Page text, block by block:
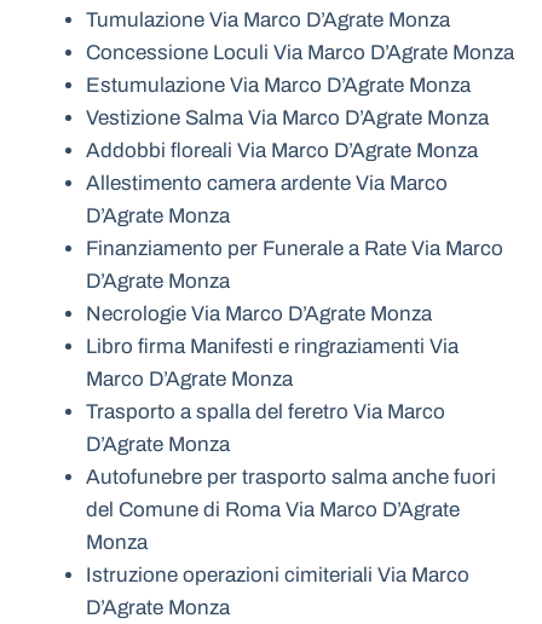
Tumulazione Via Marco D’Agrate Monza
Concessione Loculi Via Marco D’Agrate Monza
Estumulazione Via Marco D’Agrate Monza
Vestizione Salma Via Marco D’Agrate Monza
Addobbi floreali Via Marco D’Agrate Monza
Allestimento camera ardente Via Marco
D’Agrate Monza
Finanziamento per Funerale a Rate Via Marco
D’Agrate Monza
Necrologie Via Marco D’Agrate Monza
Libro firma Manifesti e ringraziamenti Via
Marco D’Agrate Monza
Trasporto a spalla del feretro Via Marco
D’Agrate Monza
Autofunebre per trasporto salma anche fuori
del Comune di Roma Via Marco D’Agrate
Monza
Istruzione operazioni cimiteriali Via Marco
D’Agrate Monza